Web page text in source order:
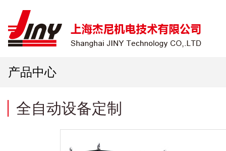
产品中心
全自动设备定制